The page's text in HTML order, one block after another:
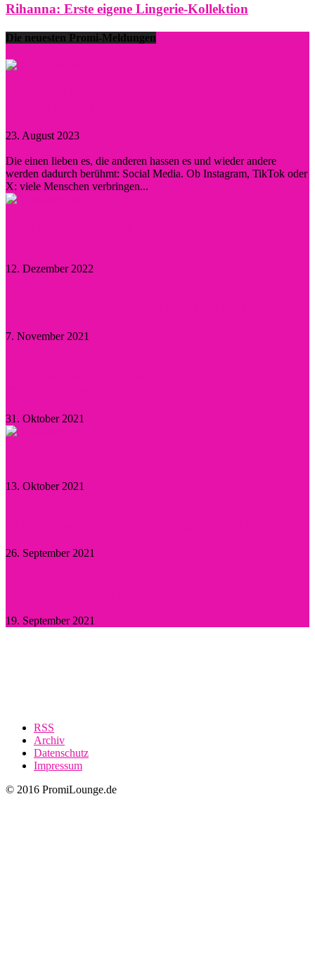
Rihanna: Erste eigene Lingerie-Kollektion
Die neuesten Promi-Meldungen
23. August 2023
Die einen lieben es, die anderen hassen es und wieder andere
werden dadurch berühmt: Social Media. Ob Instagram, TikTok oder
X: viele Menschen verbringen...
12. Dezember 2022
7. November 2021
31. Oktober 2021
13. Oktober 2021
26. September 2021
19. September 2021
RSS
Archiv
Datenschutz
Impressum
© 2016 PromiLounge.de